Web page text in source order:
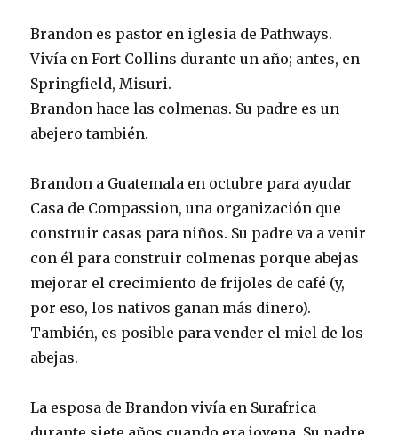
Brandon es pastor en iglesia de Pathways.
Vivía en Fort Collins durante un año; antes, en
Springfield, Misuri.
Brandon hace las colmenas. Su padre es un
abejero también.
Brandon a Guatemala en octubre para ayudar
Casa de Compassion, una organización que
construir casas para niños. Su padre va a venir
con él para construir colmenas porque abejas
mejorar el crecimiento de frijoles de café (y,
por eso, los nativos ganan más dinero).
También, es posible para vender el miel de los
abejas.
La esposa de Brandon vivía en Surafrica